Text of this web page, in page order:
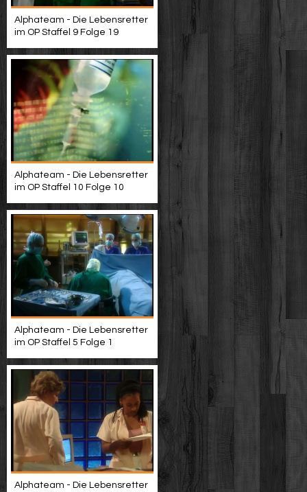
Alphateam - Die Lebensretter
im OP Staffel 9 Folge 19
Alphateam - Die Lebensretter
im OP Staffel 10 Folge 10
Alphateam - Die Lebensretter
im OP Staffel 5 Folge 1
Alphateam - Die Lebensretter